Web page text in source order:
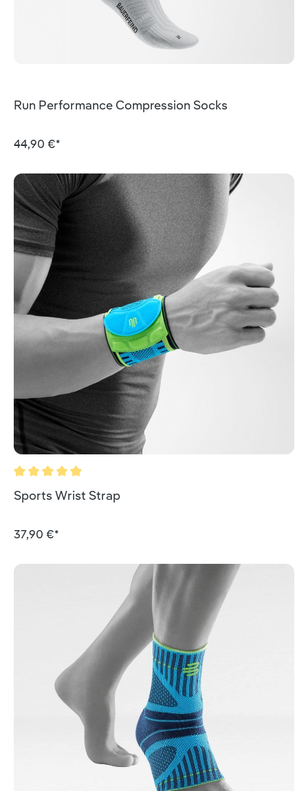
Run Performance Compression Socks
44,90 €*
Durchschnittliche Bewertung von 5 von 5 Sternen
Sports Wrist Strap
37,90 €*